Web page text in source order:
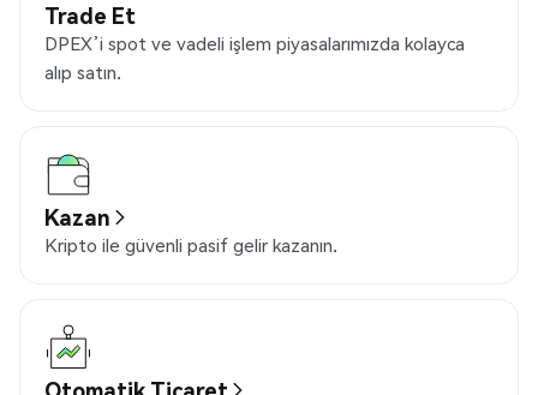
Trade Et
DPEX’i spot ve vadeli işlem piyasalarımızda kolayca
alıp satın.
Kazan
Kripto ile güvenli pasif gelir kazanın.